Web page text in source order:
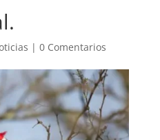
| 0 Comentarios